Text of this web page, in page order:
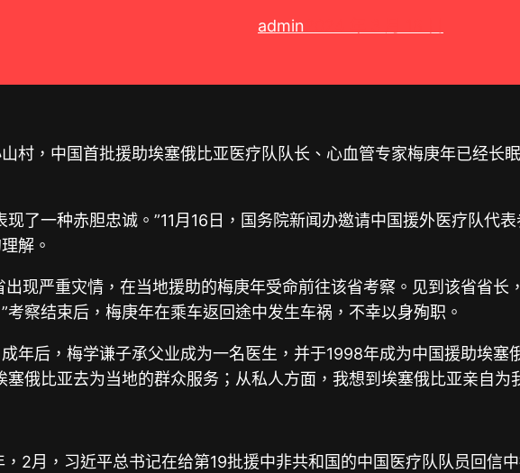
admin
村，中国首批援助埃塞俄比亚医疗队队长、心血管专家梅庚年已经长
了一种赤胆忠诚。”11月16日，国务院新闻办邀请中国援外医疗队代
解。
现严重灾情，在当地援助的梅庚年受命前往该省考察。见到该省省长
察结束后，梅庚年在乘车返回途中发生车祸，不幸以身殉职。
年后，梅学谦子承父业成为一名医生，并于1998年成为中国援助埃
俄比亚去为当地的群众服务；从私人方面，我想到埃塞俄比亚亲自为
2月，习近平总书记在给第19批援中非共和国的中国医疗队队员回信